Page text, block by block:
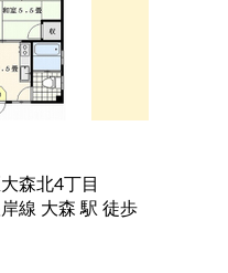
森北4丁目
大森 駅 徒歩